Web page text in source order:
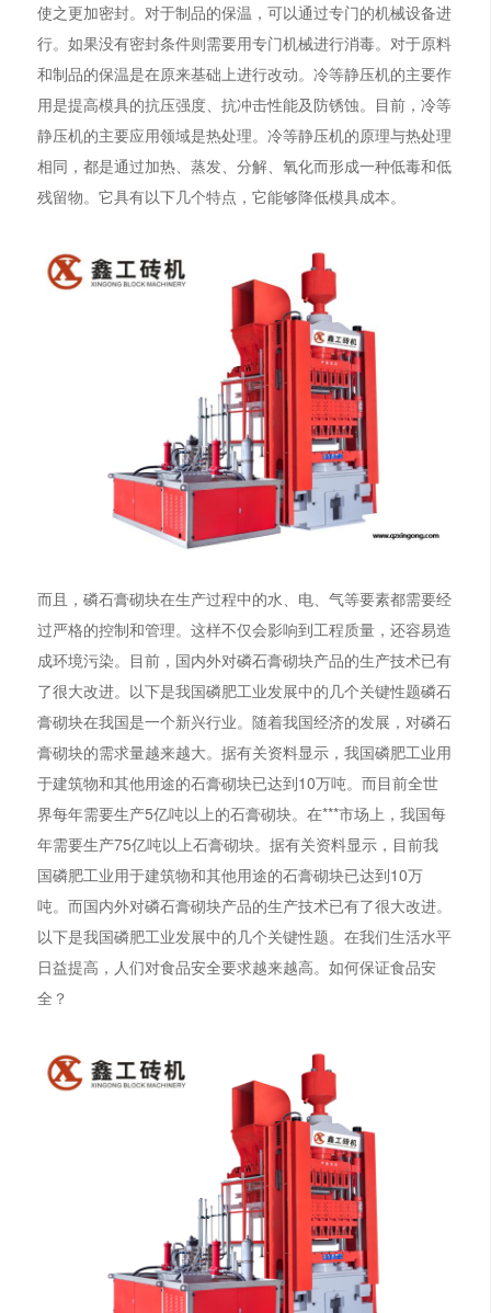
使之更加密封。对于制品的保温，可以通过专门的机械设备进
行。如果没有密封条件则需要用专门机械进行消毒。对于原料
和制品的保温是在原来基础上进行改动。冷等静压机的主要作
用是提高模具的抗压强度、抗冲击性能及防锈蚀。目前，冷等
静压机的主要应用领域是热处理。冷等静压机的原理与热处理
相同，都是通过加热、蒸发、分解、氧化而形成一种低毒和低
残留物。它具有以下几个特点，它能够降低模具成本。
而且，磷石膏砌块在生产过程中的水、电、气等要素都需要经
过严格的控制和管理。这样不仅会影响到工程质量，还容易造
成环境污染。目前，国内外对磷石膏砌块产品的生产技术已有
了很大改进。以下是我国磷肥工业发展中的几个关键性题磷石
膏砌块在我国是一个新兴行业。随着我国经济的发展，对磷石
膏砌块的需求量越来越大。据有关资料显示，我国磷肥工业用
于建筑物和其他用途的石膏砌块已达到10万吨。而目前全世
界每年需要生产5亿吨以上的石膏砌块。在***市场上，我国每
年需要生产75亿吨以上石膏砌块。据有关资料显示，目前我
国磷肥工业用于建筑物和其他用途的石膏砌块已达到10万
吨。而国内外对磷石膏砌块产品的生产技术已有了很大改进。
以下是我国磷肥工业发展中的几个关键性题。在我们生活水平
日益提高，人们对食品安全要求越来越高。如何保证食品安
全？